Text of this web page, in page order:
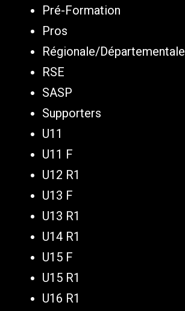
Pré-Formation
Pros
Régionale/Départementale
RSE
SASP
Supporters
U11
U11 F
U12 R1
U13 F
U13 R1
U14 R1
U15 F
U15 R1
U16 R1